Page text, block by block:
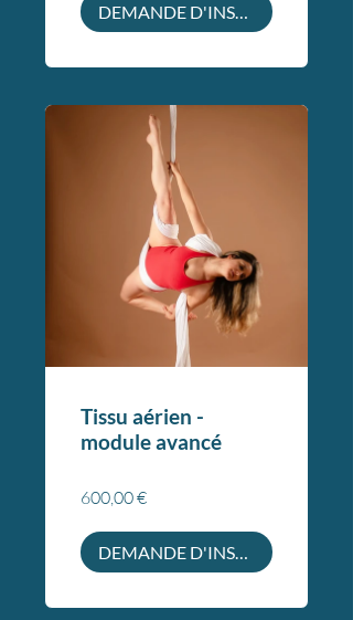
DEMANDE D'INSCRIPTION
Tissu aérien -
module avancé
600,00 €
DEMANDE D'INSCRIPTION